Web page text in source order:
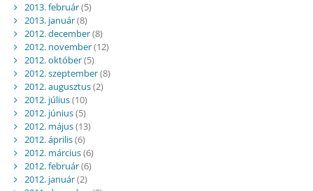
2013. február(5)
2013. január(8)
2012. december(8)
2012. november(12)
2012. október(5)
2012. szeptember(8)
2012. augusztus(2)
2012. július(10)
2012. június(5)
2012. május(13)
2012. április(6)
2012. március(6)
2012. február(6)
2012. január(2)